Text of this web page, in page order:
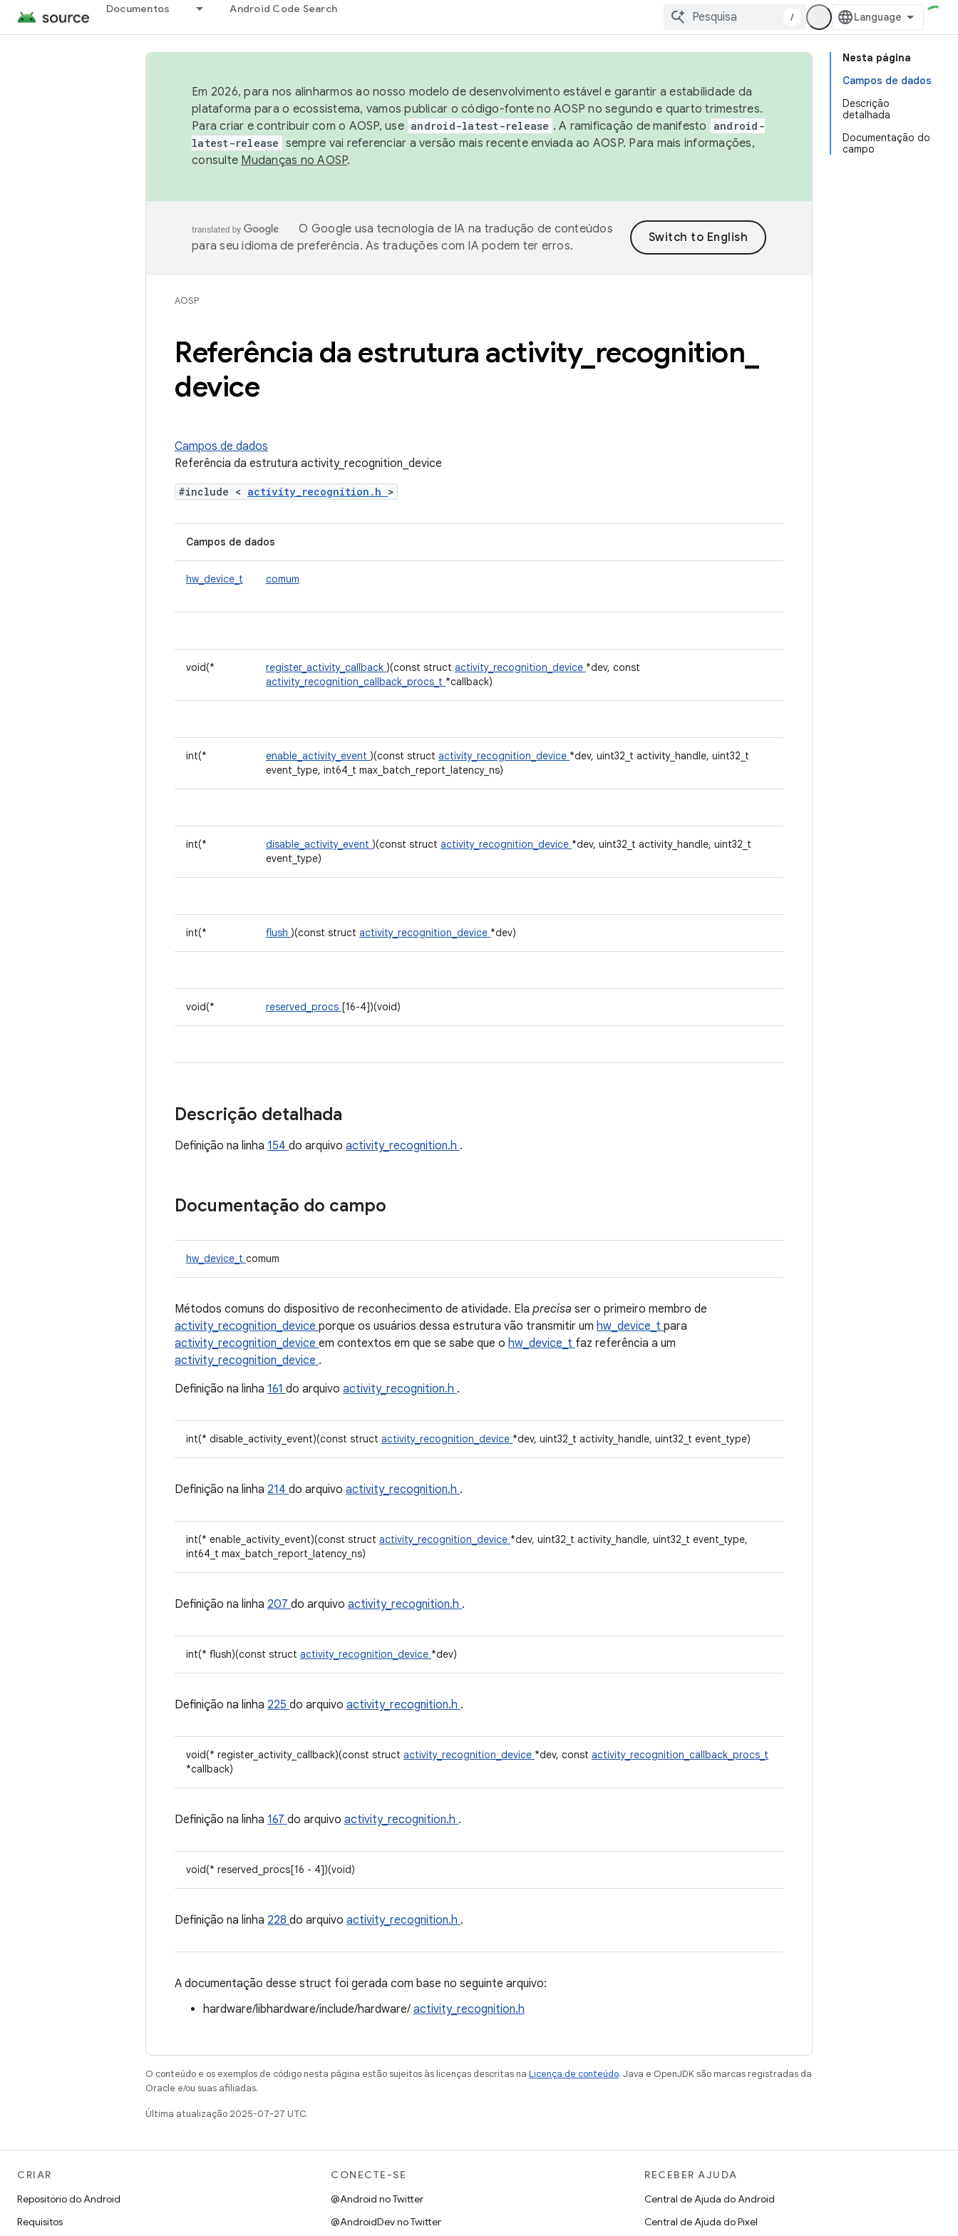
Documentos Android Code Search
/
Nesta página
Campos de dados
Descrição
detalhada
Documentação do
campo
Em 2026, para nos alinharmos ao nosso modelo de desenvolvimento estável e garantir a estabilidade da
plataforma para o ecossistema, vamos publicar o código-fonte no AOSP no segundo e quarto trimestres.
Para criar e contribuir com o AOSP, use android-latest-release . A ramificação de manifesto
android-
latest-release sempre vai referenciar a versão mais recente enviada ao AOSP. Para mais informações,
consulte Mudanças no AOSP.
O Google usa tecnologia de IA na tradução de conteúdos
para seu idioma de preferência. As traduções com IA podem ter erros.
AOSP
Referência da estrutura activity_ recognition
device
Campos de dados
Referência da estrutura activity_recognition_device
#include < activity_recognition.h >
Campos de dados
hw_device_t comum
void(* register_activity_callback )(const struct activity_recognition_device *dev, const
activity_recognition_callback_procs_t *callback)
int(* enable_activity_event )(const struct activity_recognition_device *dev, uint32_t activity_handle, uint32_t
event_type, int64_t max_batch_report_latency_ns)
int(* disable_activity_event )(const struct activity_recognition_device *dev, uint32_t activity_handle, uint32_t
event_type)
int(* flush )(const struct activity_recognition_device *dev)
void(* reserved_procs [16-4])(void)
Descrição detalhada
Definição na linha 154 do arquivo activity_recognition.h .
Documentação do campo
hw_device_t comum
Métodos comuns do dispositivo de reconhecimento de atividade. Ela precisa ser o primeiro membro de
activity_recognition_device porque os usuários dessa estrutura vão transmitir um hw_device_t para
activity_recognition_device em contextos em que se sabe que o hw_device_t faz referência a um
activity_recognition_device .
Definição na linha 161 do arquivo activity_recognition.h .
int(* disable_activity_event)(const struct activity_recognition_device *dev, uint32_t activity_handle, uint32_t event_type)
Definição na linha 214 do arquivo activity_recognition.h .
int(* enable_activity_event)(const struct activity_recognition_device *dev, uint32_t activity_handle, uint32_t event_type,
int64_t max_batch_report_latency_ns)
Definição na linha 207 do arquivo activity_recognition.h .
int(* flush)(const struct activity_recognition_device *dev)
Definição na linha 225 do arquivo activity_recognition.h .
void(* register_activity_callback)(const struct activity_recognition_device *dev, const activity_recognition_callback_procs_t
*callback)
Definição na linha 167 do arquivo activity_recognition.h .
void(* reserved_procs[16 - 4])(void)
Definição na linha 228 do arquivo activity_recognition.h .
A documentação desse struct foi gerada com base no seguinte arquivo:
hardware/libhardware/include/hardware/ activity_recognition.h
O conteúdo e os exemplos de código nesta página estão sujeitos às licenças descritas na Licença de conteúdo. Java e OpenJDK são marcas registradas da
Oracle e/ou suas afiliadas.
Última atualização 2025-07-27 UTC.
CRIAR
Repositório do Android
Requisitos
CONECTE-SE
@Android no Twitter
@AndroidDev no Twitter
RECEBER AJUDA
Central de Ajuda do Android
Central de Ajuda do Pixel